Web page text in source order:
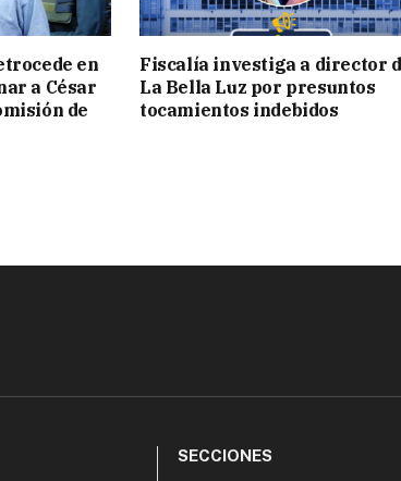
en
a César
de
Fiscalía investiga a director
La Bella Luz por presuntos
tocamientos indebidos
SECCIONES